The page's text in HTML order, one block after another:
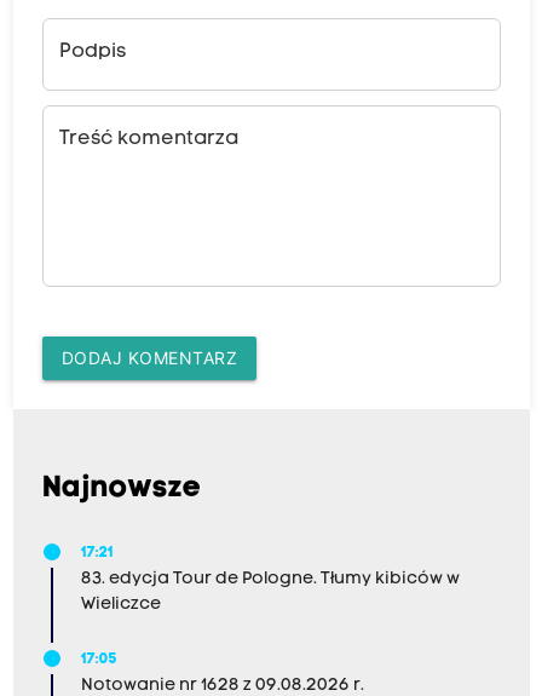
Podpis
Treść komentarza
DODAJ KOMENTARZ
Najnowsze
17:21
83. edycja Tour de Pologne. Tłumy kibiców w
Wieliczce
17:05
Notowanie nr 1628 z 09.08.2026 r.